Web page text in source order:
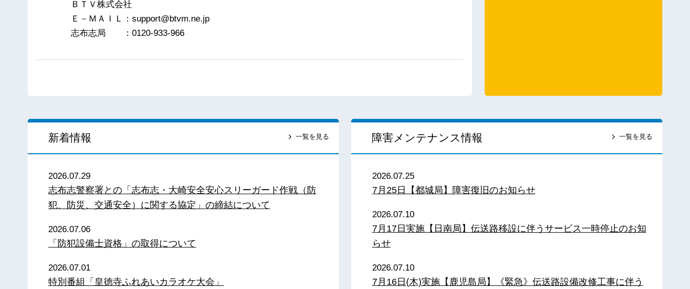
ＢＴＶ株式会社
Ｅ－ＭＡＩＬ：support@btvm.ne.jp
志布志局 ：0120-933-966
新着情報 一覧を見る
2026.07.29
志布志警察署との「志布志・大崎安全安心スリーガード作戦（防
犯、防災、交通安全）に関する協定」の締結について
2026.07.06
「防犯設備士資格」の取得について
2026.07.01
特別番組「皇徳寺ふれあいカラオケ大会」
障害メンテナンス情報 一覧を見る
2026.07.25
7月25日【都城局】障害復旧のお知らせ
2026.07.10
7月17日実施【日南局】伝送路移設に伴うサービス一時停止のお知
らせ
2026.07.10
7月16日(木)実施【鹿児島局】《緊急》伝送路設備改修工事に伴う